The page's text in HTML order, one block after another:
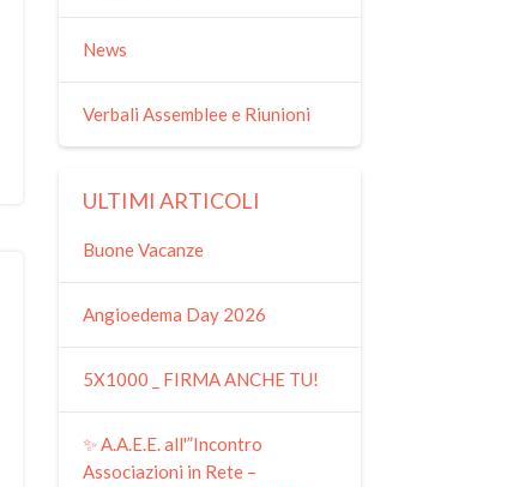
News
Verbali Assemblee e Riunioni
ULTIMI ARTICOLI
Buone Vacanze
Angioedema Day 2026
5X1000 _ FIRMA ANCHE TU!
✨ A.A.E.E. all'”Incontro
Associazioni in Rete –